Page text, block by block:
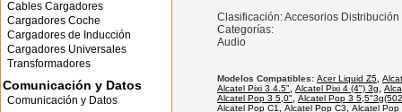
Cables Cargadores
Cargadores Coche
Cargadores de Inducción
Cargadores Universales
Transformadores
Comunicación y Datos
Comunicación y Datos
Clasificación: Accesorios Distribución
Categorías:
Audio
Modelos Compatibles: Acer Liquid Z5
Alcatel Pixi 3 4.5"
Alcatel Pixi 4 (4") 3g
Alcatel Pop 3 5,0"
Alcatel Pop 3
Alcatel Pop C1
Alcatel Pop C3
Alcatel Pop